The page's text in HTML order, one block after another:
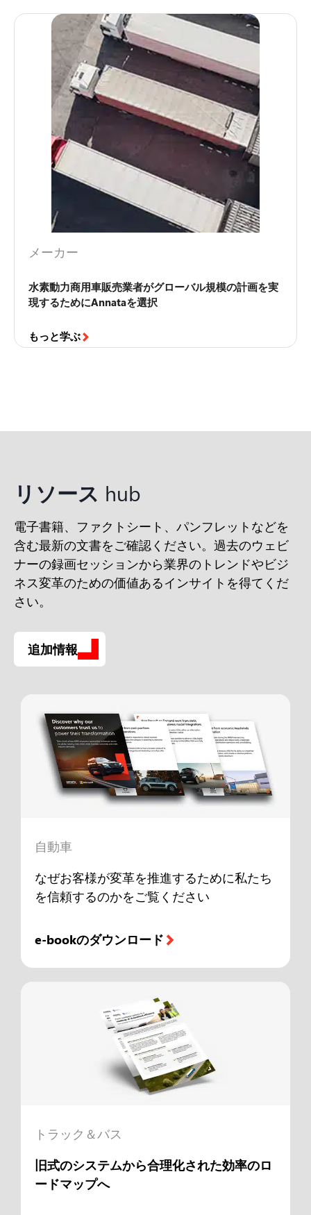
メーカー
水素動力商用車販売業者がグローバル規模の計画を実
現するためにAnnataを選択
もっと学ぶ
リソース hub
電子書籍、ファクトシート、パンフレットなどを
含む最新の文書をご確認ください。過去のウェビ
ナーの録画セッションから業界のトレンドやビジ
ネス変革のための価値あるインサイトを得てくだ
さい。
追加情報
自動車
なぜお客様が変革を推進するために私たち
を信頼するのかをご覧ください
e-bookのダウンロード
トラック＆バス
旧式のシステムから合理化された効率のロ
ードマップへ